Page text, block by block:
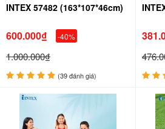
INTEX 57482 (163*107*46cm)
600.000₫ -40%
1.000.000₫
(39 đánh giá)